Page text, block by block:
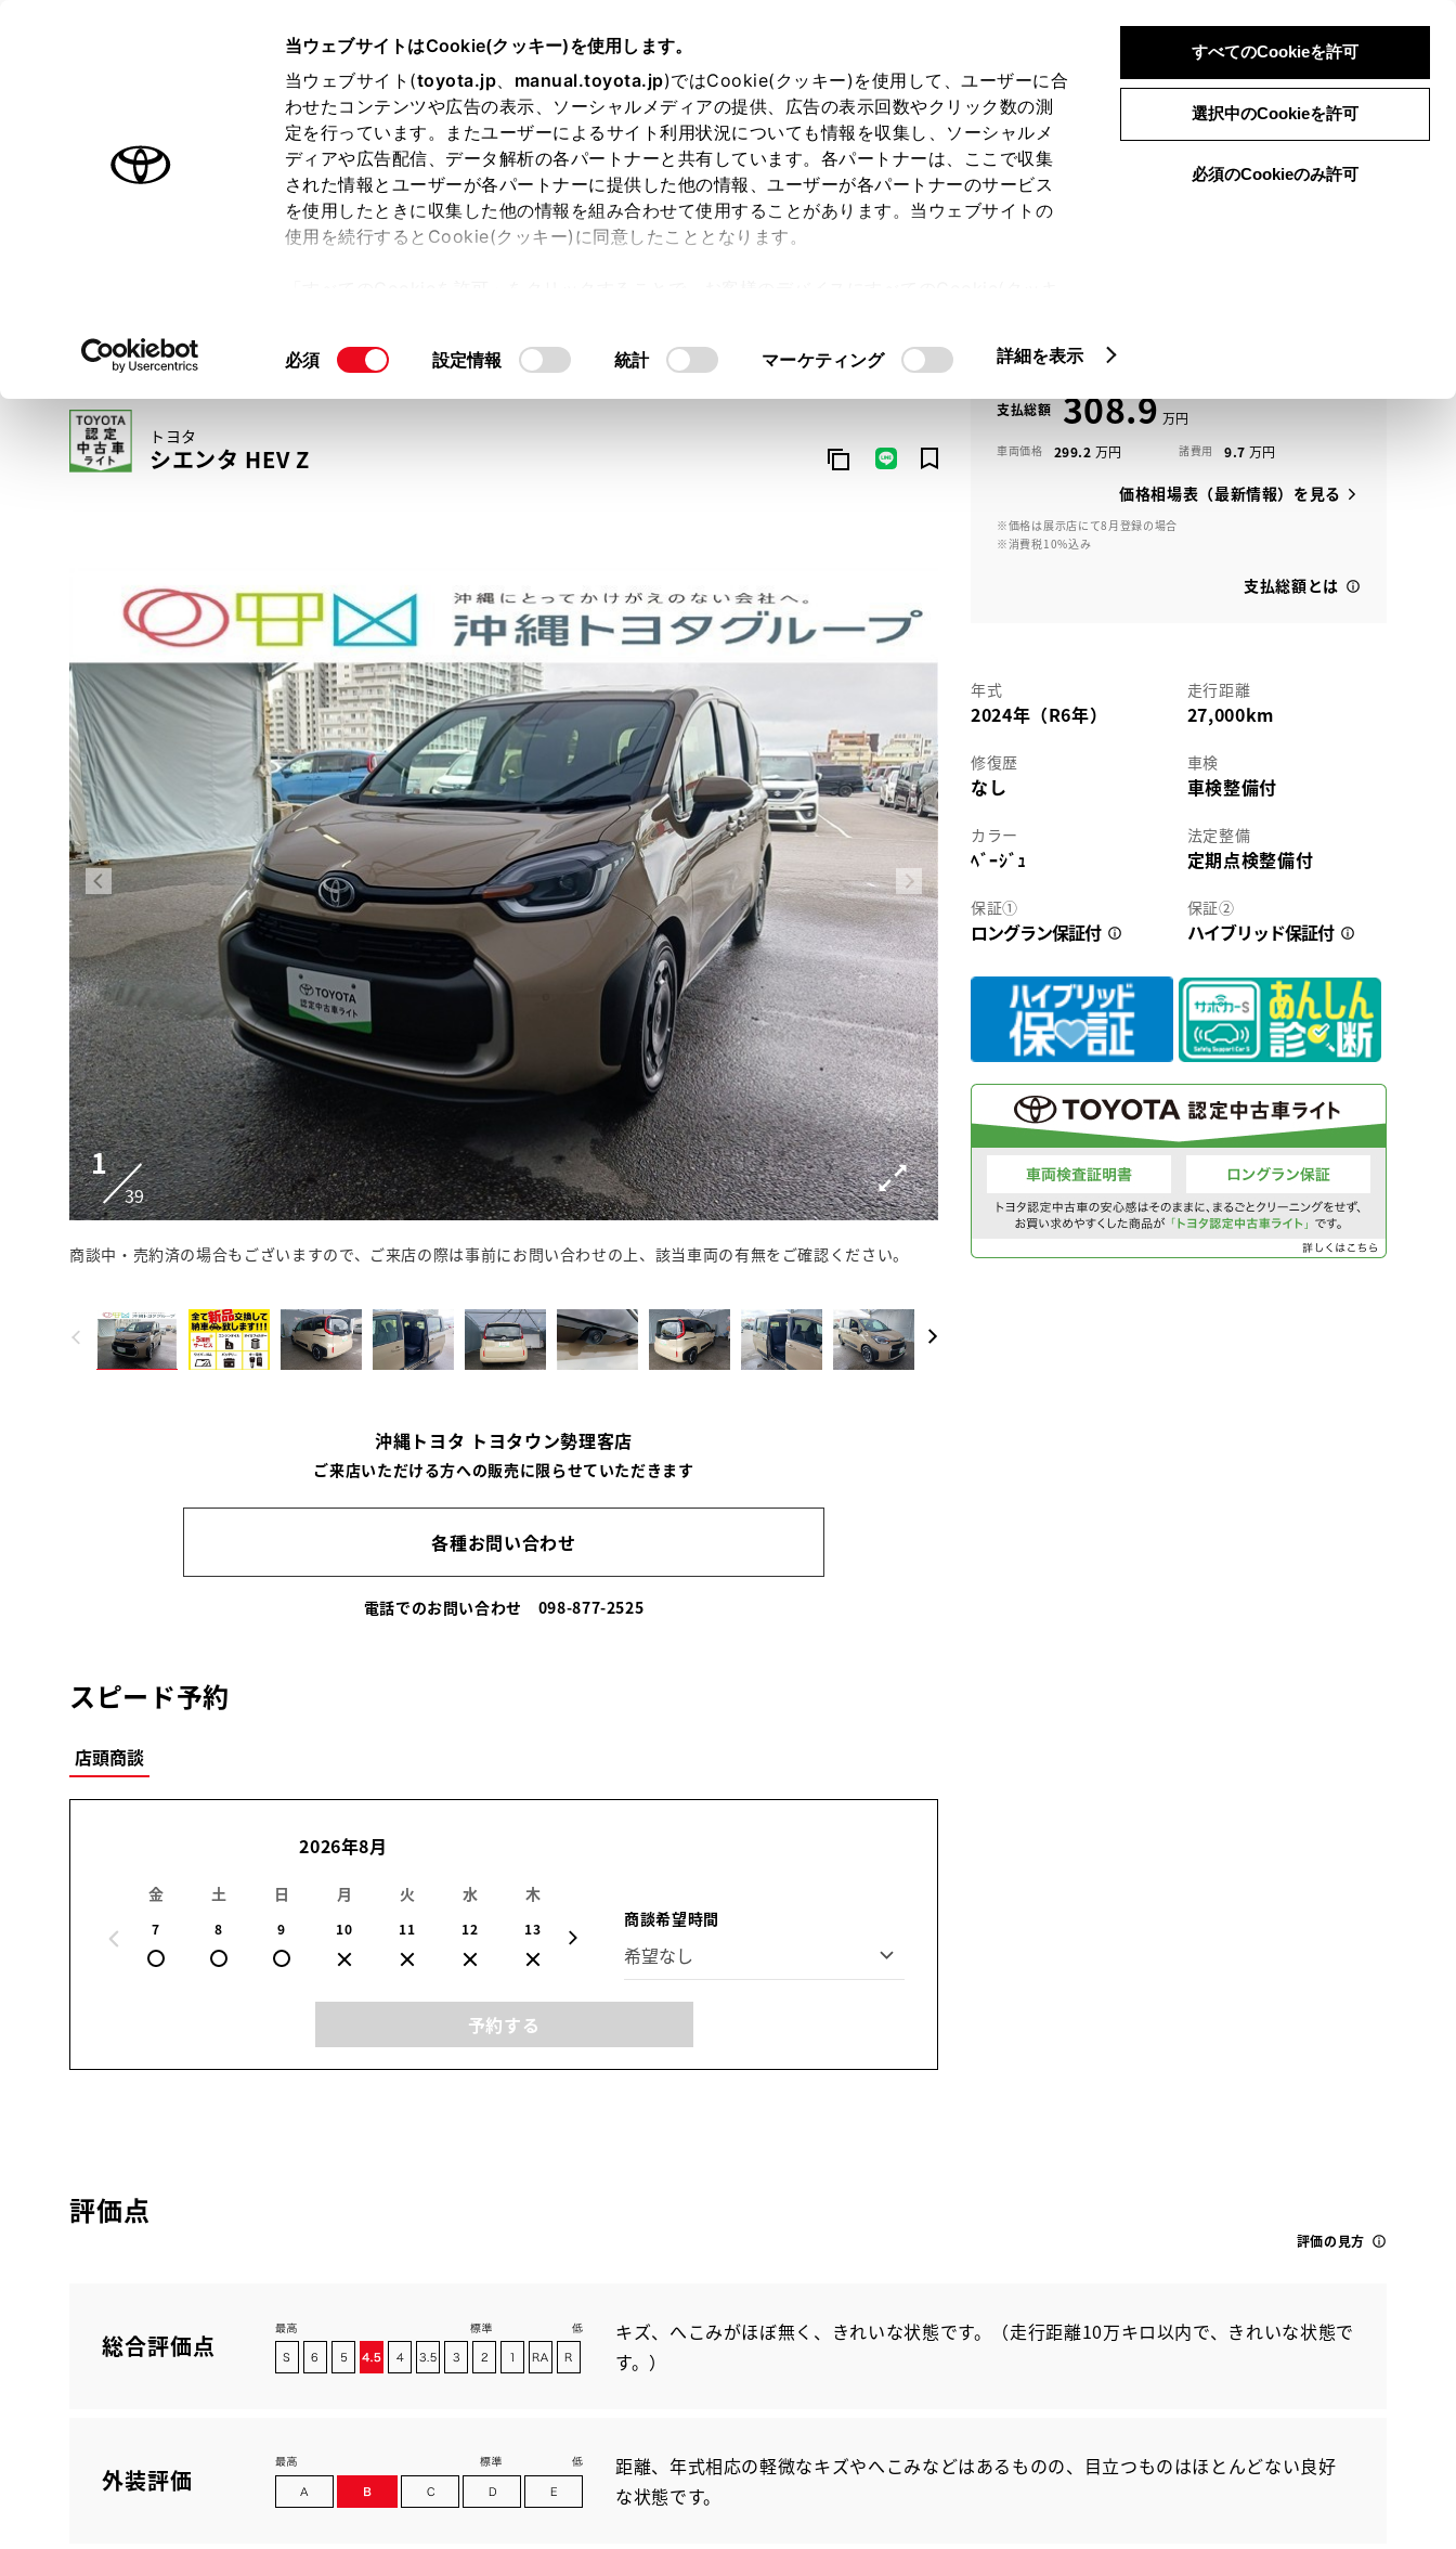
当ウェブサイトはCookie(クッキー)を使用します。
当ウェブサイト(toyota.jp、 manual.toyota.jp)ではCookie(クッキー)を使用して、ユーザーに合
わせたコンテンツや広告の表示、ソーシャルメディアの提供、広告の表示回数やクリック数の測
定を行っています。またユーザーによるサイト利用状況についても情報を収集し、ソーシャルメ
ディアや広告配信、データ解析の各パートナーと共有しています。各パートナーは、ここで収集
された情報とユーザーが各パートナーに提供した他の情報、ユーザーが各パートナーのサービス
を使用したときに収集した他の情報を組み合わせて使用することがあります。当ウェブサイトの
使用を続行するとCookie(クッキー)に同意したこととなります。
て」をご覧ください。
同
択
必須 設定情報 統計 マーケティング 詳細を表示
すべてのCookieを許可
選択中のCookieを許可
必須のCookieのみ許可
ログイン 検索 メニュー
オーナーサポート トピックス
トヨタ認定中古車 メニュー
トヨタ認定中古車の魅力 3つの買い方 オンライン購入お気に入り 保存した見積り
各種お問い合わせ
トヨタ
シエンタ HEV Z
1
39
商談中・売約済の場合もございますので、ご来店の際は事前にお問い合わせの上、該当車両の有無をご確認ください。
2
メンテナンスは当社にお任せ下さい。お得なメンテナンスパックがお
沖縄トヨタ トヨタウン勢理客店
ご来店いただける方への販売に限らせていただきます
各種お問い合わせ
電話でのお問い合わせ 098-877-2525
スピード予約
店頭商談
2026年8月
金
7
土
8
日
9
月
10
火
11
水
12
木
13 15 16
商談希望時間
予約する
支払総額 308.9
車両価格 299.2 諸費用 9.7
価格相場表（最新情報）を見る
※価格は展示店にて8月登録の場合
※消費税10%込み
支払総額とは
年式
2024年（R6年）
走行距離
27,000km
修復歴
なし
車検
車検整備付
カラー
ﾍﾞｰｼﾞｭ
法定整備
定期点検整備付
保証①
ロングラン保証付
保証②
ハイブリッド保証付
評価点
評価の見方
総合評価点
キズ、へこみがほぼ無く、きれいな状態です。（走行距離10万キロ以内で、きれいな状態で
す。）
外装評価
距離、年式相応の軽微なキズやへこみなどはあるものの、目立つものはほとんどない良好
な状態です。